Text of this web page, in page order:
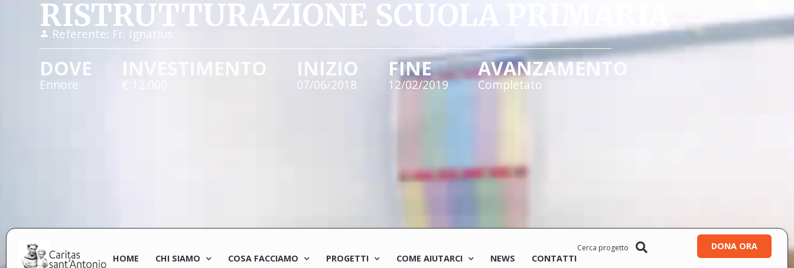
HOME CHI SIAMO COSA FACCIAMO PROGETTI COME AIUTARCI NEWS CONTATTI
DONA ORA
RISTRUTTURAZIONE SCUOLA PRIMARIA
Referente: Fr. Ignatius
DOVE
Ennore
INVESTIMENTO INIZIO
07/06/2018
FINE
12/02/2019
AVANZAMENTO
Completato